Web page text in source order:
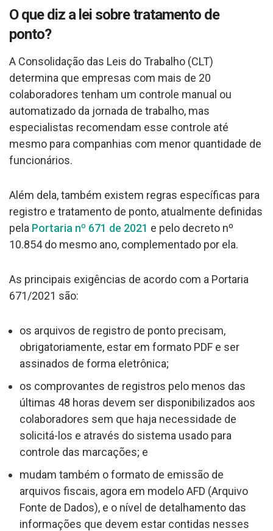
O que diz a lei sobre tratamento de
ponto?
A Consolidação das Leis do Trabalho (CLT)
determina que empresas com mais de 20
colaboradores tenham um controle manual ou
automatizado da jornada de trabalho, mas
especialistas recomendam esse controle até
mesmo para companhias com menor quantidade de
funcionários.
Além dela, também existem regras específicas para
registro e tratamento de ponto, atualmente definidas
pela Portaria nº 671 de 2021 e pelo decreto nº
10.854 do mesmo ano, complementado por ela.
As principais exigências de acordo com a Portaria
671/2021 são:
os arquivos de registro de ponto precisam,
obrigatoriamente, estar em formato PDF e ser
assinados de forma eletrônica;
os comprovantes de registros pelo menos das
últimas 48 horas devem ser disponibilizados aos
colaboradores sem que haja necessidade de
solicitá-los e através do sistema usado para
controle das marcações; e
mudam também o formato de emissão de
arquivos fiscais, agora em modelo AFD (Arquivo
Fonte de Dados), e o nível de detalhamento das
informações que devem estar contidas nesses